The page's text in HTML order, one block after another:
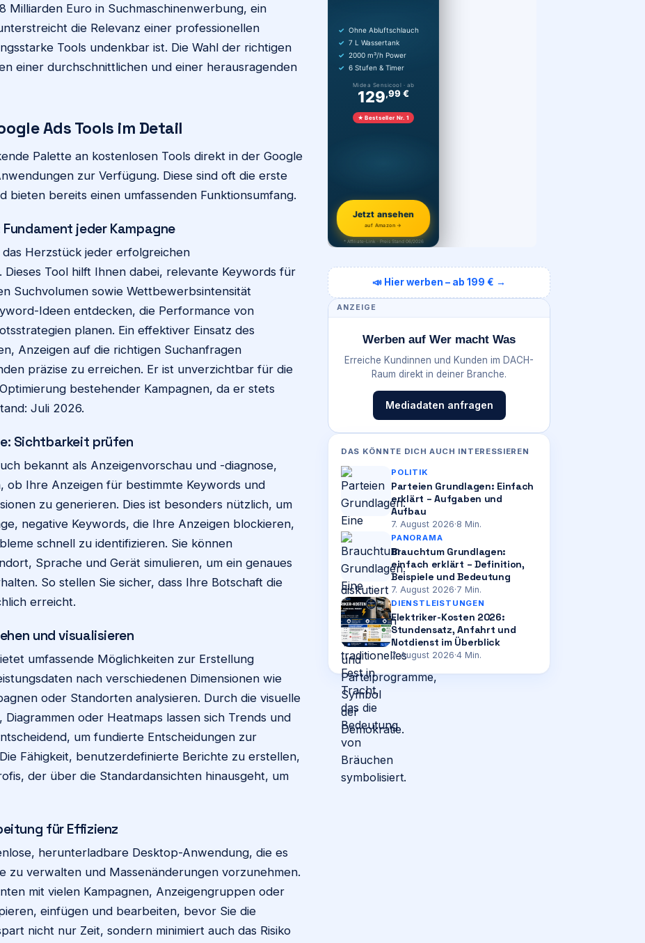
Milliarden Euro in Suchmaschinenwerbung, ein
die Relevanz einer professionellen
Tools undenkbar ist. Die Wahl der richtigen
einer durchschnittlichen und einer herausragenden
Ads Tools im Detail
Palette an kostenlosen Tools direkt in der Google
zur Verfügung. Diese sind oft die erste
bereits einen umfassenden Funktionsumfang.
jeder Kampagne
das Herzstück jeder erfolgreichen
Dieses Tool hilft Ihnen dabei, relevante Keywords für
Suchvolumen sowie Wettbewerbsintensität
Ideen entdecken, die Performance von
planen. Ein effektiver Einsatz des
Anzeigen auf die richtigen Suchanfragen
präzise zu erreichen. Er ist unverzichtbar für die
bestehender Kampagnen, da er stets
Juli 2026.
Sichtbarkeit prüfen
bekannt als Anzeigenvorschau und -diagnose,
Ihre Anzeigen für bestimmte Keywords und
zu generieren. Dies ist besonders nützlich, um
negative Keywords, die Ihre Anzeigen blockieren,
schnell zu identifizieren. Sie können
Sprache und Gerät simulieren, um ein genaues
So stellen Sie sicher, dass Ihre Botschaft die
erreicht.
und visualisieren
umfassende Möglichkeiten zur Erstellung
nach verschiedenen Dimensionen wie
oder Standorten analysieren. Durch die visuelle
oder Heatmaps lassen sich Trends und
um fundierte Entscheidungen zur
Fähigkeit, benutzerdefinierte Berichte zu erstellen,
der über die Standardansichten hinausgeht, um
für Effizienz
herunterladbare Desktop-Anwendung, die es
zu verwalten und Massenänderungen vorzunehmen.
mit vielen Kampagnen, Anzeigengruppen oder
einfügen und bearbeiten, bevor Sie die
nicht nur Zeit, sondern minimiert auch das Risiko
Ohne Abluftschlauch
7 L Wassertank
2000 m³/h Power
6 Stufen & Timer
Midea Sensicool · ab
129,99 €
★ Bestseller Nr. 1
Jetzt ansehen
auf Amazon →
* Affiliate-Link · Preis Stand 06/2026
📣 Hier werben – ab 199 € →
ANZEIGE
Werben auf Wer macht Was
Erreiche Kundinnen und Kunden im DACH-
Raum direkt in deiner Branche.
Mediadaten anfragen
DAS KÖNNTE DICH AUCH INTERESSIEREN
POLITIK
Parteien Grundlagen: Einfach
erklärt – Aufgaben und
Aufbau
7. August 2026·8 Min.
PANORAMA
Brauchtum Grundlagen:
einfach erklärt – Definition,
Beispiele und Bedeutung
7. August 2026·7 Min.
DIENSTLEISTUNGEN
Elektriker-Kosten 2026:
Stundensatz, Anfahrt und
Notdienst im Überblick
7. August 2026·4 Min.